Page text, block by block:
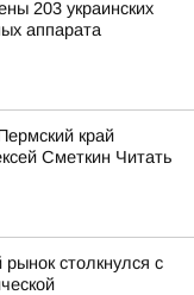
203 украинских
аппарата
край
Сметкин Читать
столкнулся с